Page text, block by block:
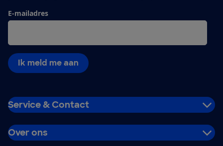
E-mailadres
Ik meld me aan
Service & Contact
Over ons